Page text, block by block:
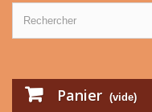
Panier (vide)